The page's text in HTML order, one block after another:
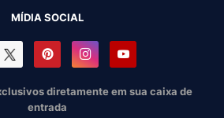
MÍDIA SOCIAL
diretamente em sua caixa de
entrada